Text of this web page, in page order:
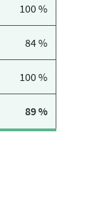
100 %
84 %
100 %
89 %